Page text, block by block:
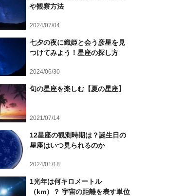
や観察方法
2024/07/04
七夕の夜に織姫と会う彦星を見
つけてみよう！星座の探し方
2024/06/30
旬の星座を楽しむ【夏の星座】
2021/07/14
12星座の観測時期は？誕生日の
星座はいつ見られるのか
2024/01/18
1光年は何キロメートル
（km）？ 宇宙の距離を表す単位